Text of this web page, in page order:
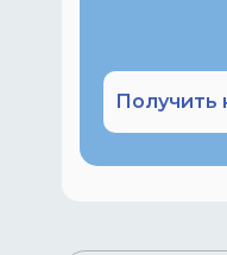
Получить